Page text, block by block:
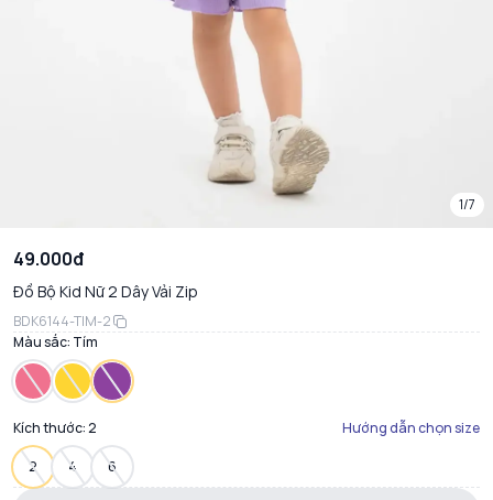
1/7
49.000đ
Đồ Bộ Kid Nữ 2 Dây Vải Zip
BDK6144-TIM-2
Màu sắc: Tím
Kích thước:2 Hướng dẫn chọn size
2 4 6